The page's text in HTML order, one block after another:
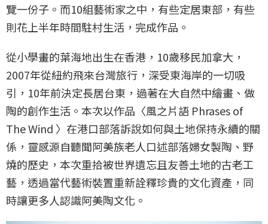
覽一份子。而10組藝術家之中，有些定居東部，有些
則花上半年時間駐村生活，完成作品。
從小學畫的葉海地出生在香港，10歲移民加拿大，
2007年從紐約飛來台灣旅行，深受東海岸的一切吸
引，10年前決定長居台東，過著在大自然中繪畫、做
陶的創作生活。本次以作品〈風之片語 Phrases of
The Wind 〉在港口部落訴說如何與土地保持永續的關
係，靈感源自聽聞阿美族老人口述部落婦女製陶、野
燒的歷史，本次重拾被世界遺忘且友善土地的古老工
藝，透過當代藝術裝置重新詮釋珍貴的文化資產，同
時讓更多人認識阿美陶文化。